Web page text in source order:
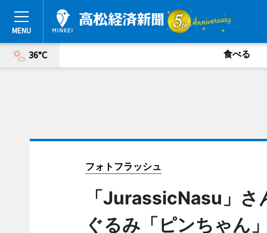
36°C 食べる
フォトフラッシュ
「JurassicNasu」
ぐるみ「ピンちゃん